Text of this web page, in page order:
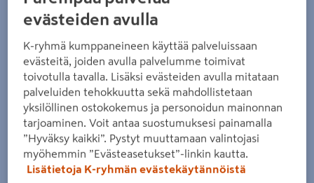
evästeiden avulla
K-ryhmä kumppaneineen käyttää palveluissaan
evästeitä, joiden avulla palvelumme toimivat
toivotulla tavalla. Lisäksi evästeiden avulla mitataan
palveluiden tehokkuutta sekä mahdollistetaan
yksilöllinen ostokokemus ja personoidun mainonnan
tarjoaminen. Voit antaa suostumuksesi painamalla
”Hyväksy kaikki”. Pystyt muuttamaan valintojasi
myöhemmin ”Evästeasetukset”-linkin kautta.
Lisätietoja K-ryhmän evästekäytännöistä